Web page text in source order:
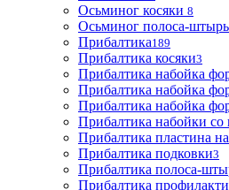
Осьминог косяки 8
Осьминог полоса-штырь
Прибалтика189
Прибалтика косяки3
Прибалтика набойка
Прибалтика набойка
Прибалтика набойка
Прибалтика набойки
Прибалтика пластина
Прибалтика подковки3
Прибалтика полоса-
Прибалтика